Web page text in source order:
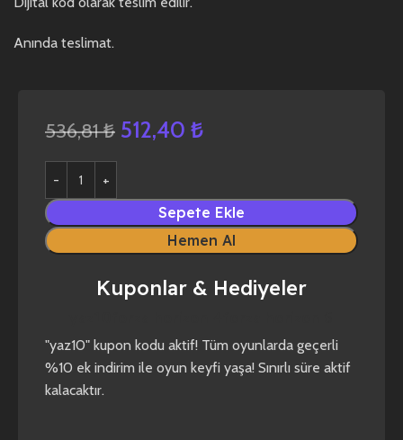
Anında teslimat.
536,81₺ 512,40 ₺
Sepete Ekle
Hemen Al
Kuponlar & Hediyeler
"yaz10" kupon kodu aktif! Tüm oyunlarda geçerli
%10 ek indirim ile oyun keyfi yaşa! Sınırlı süre aktif
kalacaktır.